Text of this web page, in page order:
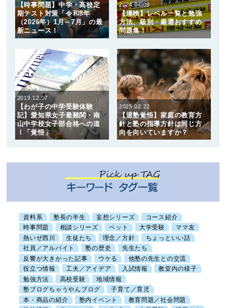
【時事問題】中学・高校定
期テスト対策「令和8年
（2026年）1月～7月」の最
新ニュース！
2024.04.09
【漢検】レベル一覧と勉強
方法、級別・厳選おすすめ
問題集！
2019.12.07
【わが子の中学受験体験
記】愛知県女子最難関・南
山中学校女子部合格への道
Ⅰ「覚悟」
2025.02.22
【退塾覚悟】家庭の教育方
針と塾の指導方針は同じ方
向を向いていますか？
資料系 塾長の半生 妄想シリーズ
コース紹介
時事問題
相談シリーズ ペット 大学受験
ママ友
熱いぜ西川
生徒たち 理念／方針
ちょっといい話
社員／アルバイト
塾の歴史
先生たち
反響が大きかった記事
ウケる
他塾の先生との交流
役立つ情報
工夫／アイデア 入試情報
教室内の様子
勉強方法
高校受験
地域情報
塾ブログちゃうやんブログ
子育て／育児
本・商品の紹介
塾内イベント
教育問題／社会問題